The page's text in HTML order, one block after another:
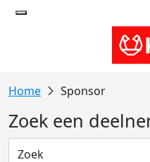
Sponsor
Zoek een